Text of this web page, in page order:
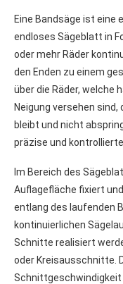
Eine Bandsäge ist eine
endloses Sägeblatt in
oder mehr Räder
den Enden zu einem
über die Räder, welche
Neigung versehen
bleibt und nicht
präzise und
Im Bereich des
Auflagefläche fixiert
entlang des laufenden
kontinuierlichen
Schnitte realisiert
oder Kreisausschnitte.
Schnittgeschwindigkeit